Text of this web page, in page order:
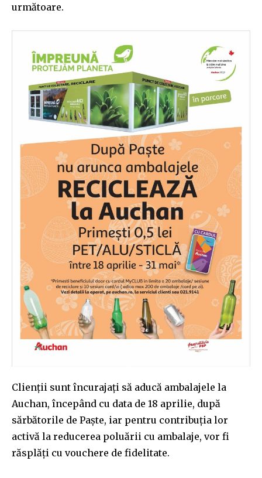
următoare.
Clienții sunt încurajați să aducă ambalajele la
Auchan, începând cu data de 18 aprilie, după
sărbătorile de Paște, iar pentru contribuția lor
activă la reducerea poluării cu ambalaje, vor fi
răsplăți cu vouchere de fidelitate.